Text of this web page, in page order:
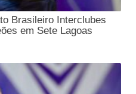
Brasileiro Interclubes
em Sete Lagoas